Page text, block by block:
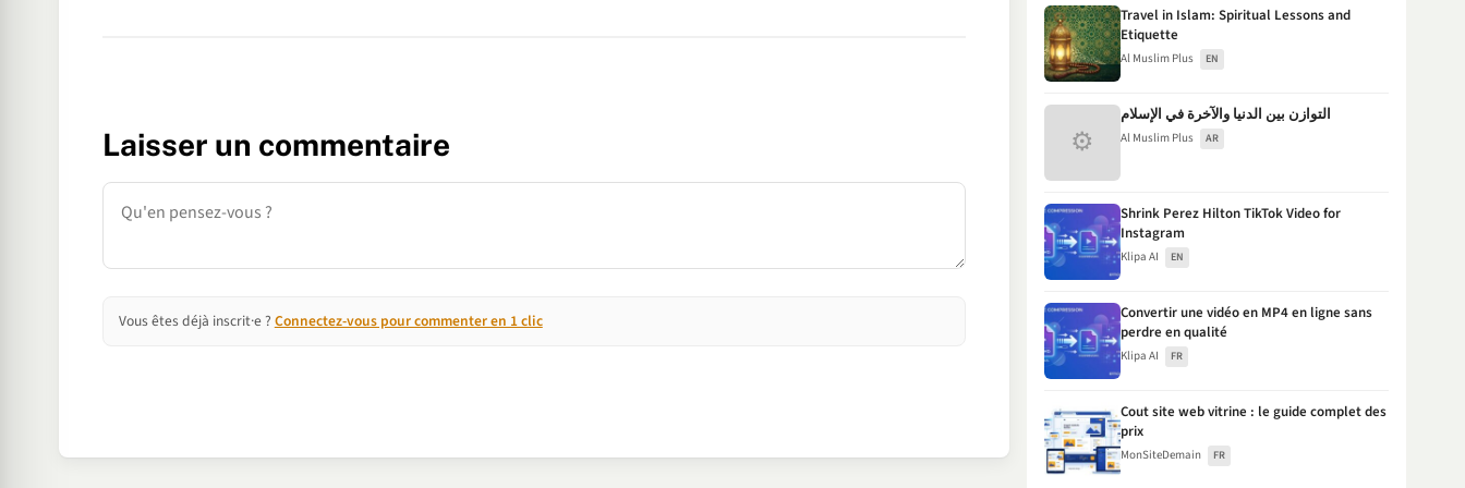
Laisser un commentaire
Commentaire
Vous êtes déjà inscrit·e ? Connectez-vous pour commenter en 1 clic
Travel in Islam: Spiritual Lessons and
Etiquette
Al Muslim Plus EN
⚙
التوازن بين الدنيا والآخرة في الإسلام
Al Muslim Plus AR
Shrink Perez Hilton TikTok Video for
Instagram
Klipa AI EN
Convertir une vidéo en MP4 en ligne sans
perdre en qualité
Klipa AI FR
Cout site web vitrine : le guide complet des
prix
MonSiteDemain FR